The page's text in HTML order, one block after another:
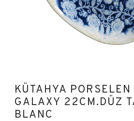
KÜTAHYA PORSELEN
GALAXY 22CM.DÜZ
BLANC